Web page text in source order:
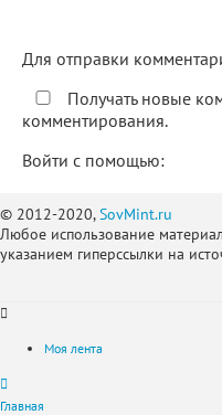
Для отправки
Получать новые
комментирования.
Войти с помощью:
© 2012-2020,SovMint.ru
Любое использование
указанием гиперссылки на
Моя лента
Главная